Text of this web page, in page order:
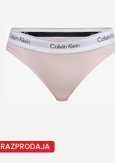
RAZPRODAJA